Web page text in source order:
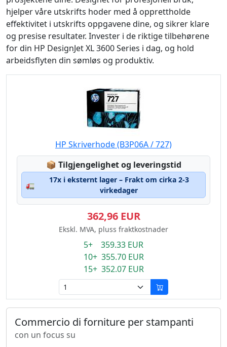
hjelper våre utskrifts hoder med å opprettholde
effektivitet i utskrifts oppgavene dine, og sikrer klare
og presise resultater. Invester i de riktige tilbehørene
for din HP DesignJet XL 3600 Series i dag, og hold
arbeidsflyten din sømløs og produktiv.
HP Skriverhode (B3P06A / 727)
📦 Lagerstatus:
Tilgjengelighet og leveringstid
🚛
17x i eksternt lager – Frakt om cirka 2-3
virkedager
362,96 EUR
Ekskl. MVA, pluss fraktkostnader
5+ 359.33 EUR
10+ 355.70 EUR
15+ 352.07 EUR
Commercio di forniture per stampanti
con un focus su